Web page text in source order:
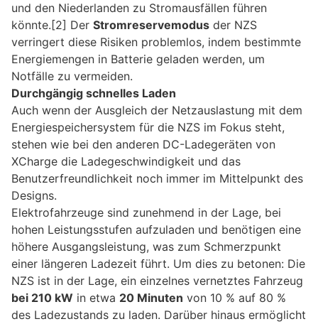
und den Niederlanden zu Stromausfällen führen
könnte.[2] Der Stromreservemodus der NZS
verringert diese Risiken problemlos, indem bestimmte
Energiemengen in Batterie geladen werden, um
Notfälle zu vermeiden.
Durchgängig schnelles Laden
Auch wenn der Ausgleich der Netzauslastung mit dem
Energiespeichersystem für die NZS im Fokus steht,
stehen wie bei den anderen DC-Ladegeräten von
XCharge die Ladegeschwindigkeit und das
Benutzerfreundlichkeit noch immer im Mittelpunkt des
Designs.
Elektrofahrzeuge sind zunehmend in der Lage, bei
hohen Leistungsstufen aufzuladen und benötigen eine
höhere Ausgangsleistung, was zum Schmerzpunkt
einer längeren Ladezeit führt. Um dies zu betonen: Die
NZS ist in der Lage, ein einzelnes vernetztes Fahrzeug
bei 210 kW in etwa 20 Minuten von 10 % auf 80 %
des Ladezustands zu laden. Darüber hinaus ermöglicht